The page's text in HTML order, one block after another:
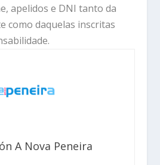
apelidos e DNI tanto da
como daquelas inscritas
A Nova Peneira